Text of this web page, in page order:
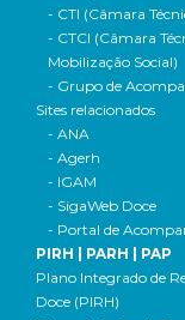
- CTI (Câmara
- CTCI (Câmara
Mobilização Social)
- Grupo de
Sites relacionados
- ANA
- Agerh
- IGAM
- SigaWeb Doce
- Portal de
PIRH | PARH | PAP
Plano Integrado de
Doce (PIRH)